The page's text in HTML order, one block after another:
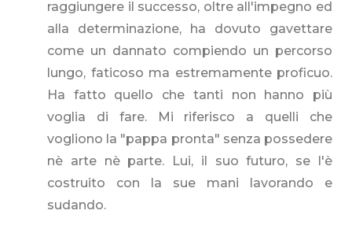
raggiungere il successo, oltre all'impegno ed
alla determinazione, ha dovuto gavettare
come un dannato compiendo un percorso
lungo, faticoso ma estremamente proficuo.
Ha fatto quello che tanti non hanno più
voglia di fare. Mi riferisco a quelli che
vogliono la "pappa pronta" senza possedere
nè arte nè parte. Lui, il suo futuro, se l'è
costruito con la sue mani lavorando e
sudando.